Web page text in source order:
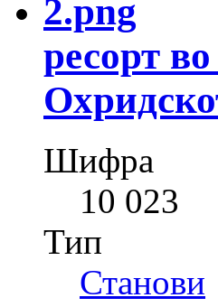
ресорт
Шифра
10 023
Тип
Станови